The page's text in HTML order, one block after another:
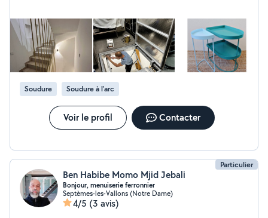
Soudure Soudure à l'arc
Voir le profil Contacter
Particulier
Ben Habibe Momo Mjid Jebali
Bonjour, menuiserie ferronnier
Septèmes-les-Vallons (Notre Dame)
4/5 (3 avis)